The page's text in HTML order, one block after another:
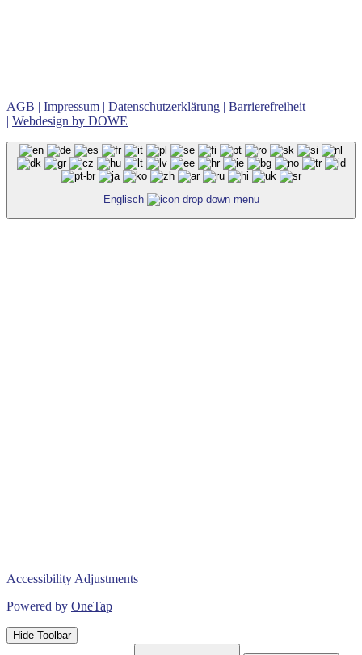
AGB | Impressum | Datenschutzerklärung | Barrierefreiheit
| Webdesign by DOWE
Englisch
Accessibility Adjustments
Powered by OneTap
Hide Toolbar